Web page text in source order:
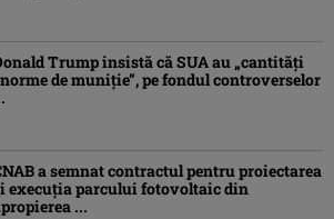
Trump insistă că SUA au „cantităţi
de muniţie”, pe fondul controverselor
a semnat contractul pentru proiectarea
execuţia parcului fotovoltaic din
...